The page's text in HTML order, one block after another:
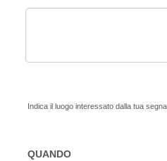
Indica il luogo interessato dalla tua
QUANDO